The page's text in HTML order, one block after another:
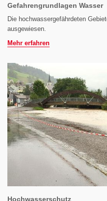
Gefahrengrundlagen Wasser
Die hochwassergefährdeten
ausgewiesen.
Mehr erfahren
Hochwasserschutz